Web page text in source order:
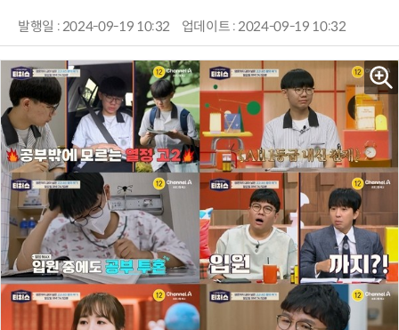
발행일 : 2024-09-19 10:32 업데이트 : 2024-09-19 10:32